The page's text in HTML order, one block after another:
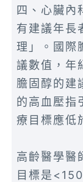
四、心臟內
有建議年長
理」。國際
議數值，年
膽固醇的建
的高血壓指
療目標應低
高齡醫學醫
目標是